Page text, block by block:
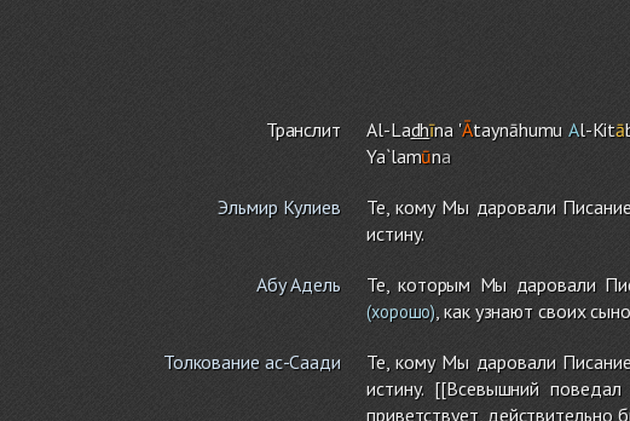
Транслит Al-Ladhīna 'Ātaynāhumu Al-Kitā
Ya`lamūna
Эльмир Кулиев Те, кому Мы даровали
истину.
Абу Адель Те, которым Мы даровали
(хорошо) , как узнают своих
Толкование ас-Саади Те, кому Мы даровали
истину. [[Всевышний
приветствует, действительно